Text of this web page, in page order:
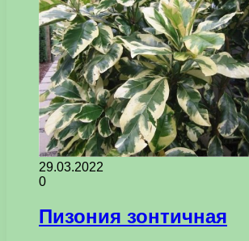
29.03.2022
0
Пизония зонтичная